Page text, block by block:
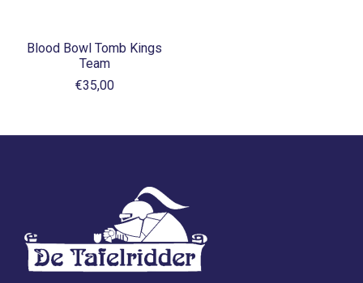
Blood Bowl Tomb Kings
Team
€35,00